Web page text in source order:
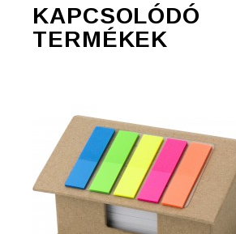
KAPCSOLÓDÓ
TERMÉKEK